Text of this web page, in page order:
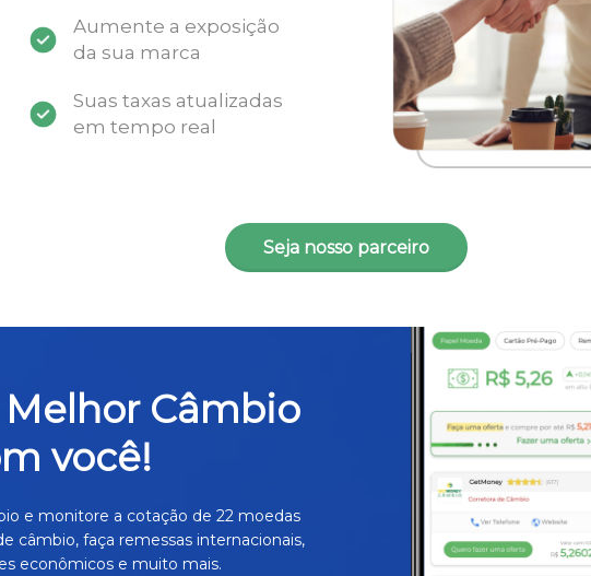
Aumente a exposição
da sua marca
Suas taxas atualizadas
em tempo real
Seja nosso parceiro
Câmbio
você!
e monitore a cotação de 22 moedas
câmbio, faça remessas internacionais,
econômicos e muito mais.